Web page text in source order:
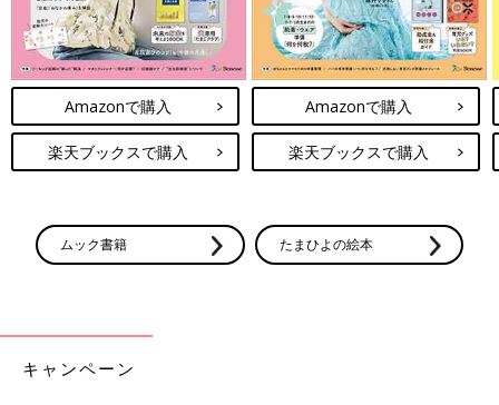
Amazonで購入
楽天ブックスで購入
Amazonで購入
楽天ブックスで購入
ムック書籍 たまひよの絵本
キャンペーン